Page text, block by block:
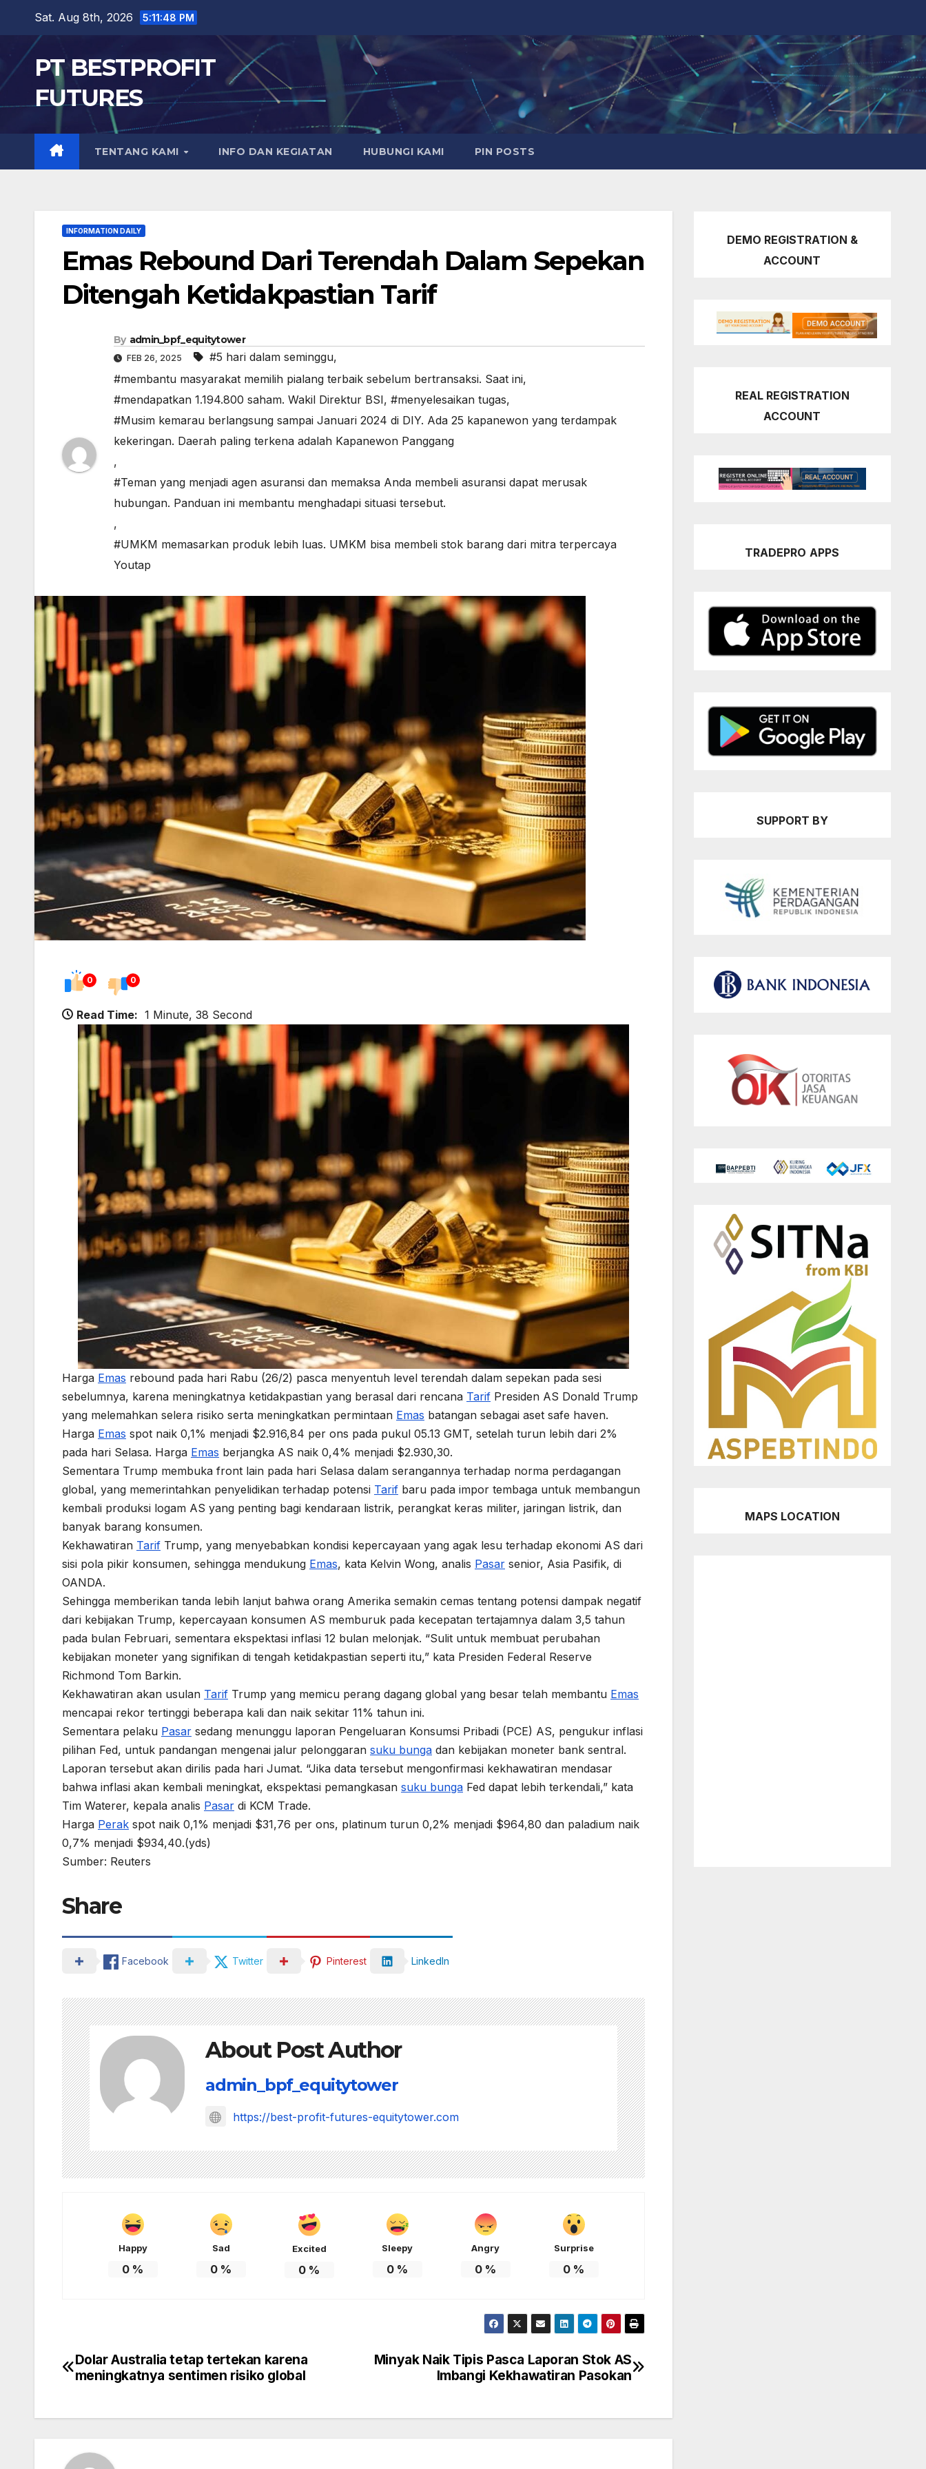
content
Sat. Aug 8th, 2026 5:11:50 PM
PT BESTPROFIT
FUTURES
TENTANG KAMI INFO DAN KEGIATAN HUBUNGI KAMI PIN POSTS
INFORMATION DAILY
Emas Rebound Dari Terendah Dalam Sepekan
Ditengah Ketidakpastian Tarif
By admin_bpf_equitytower
FEB 26, 2025 #5 hari dalam seminggu,
#membantu masyarakat memilih pialang terbaik sebelum bertransaksi. Saat ini,
#mendapatkan 1.194.800 saham. Wakil Direktur BSI, #menyelesaikan tugas,
#Musim kemarau berlangsung sampai Januari 2024 di DIY. Ada 25 kapanewon yang terdampak
kekeringan. Daerah paling terkena adalah Kapanewon Panggang
,
#Teman yang menjadi agen asuransi dan memaksa Anda membeli asuransi dapat merusak
hubungan. Panduan ini membantu menghadapi situasi tersebut.
,
#UMKM memasarkan produk lebih luas. UMKM bisa membeli stok barang dari mitra terpercaya
Youtap
0 0
Read Time: 1 Minute, 38 Second
Harga Emas rebound pada hari Rabu (26/2) pasca menyentuh level terendah dalam sepekan pada sesi
sebelumnya, karena meningkatnya ketidakpastian yang berasal dari rencana Tarif Presiden AS Donald Trump
yang melemahkan selera risiko serta meningkatkan permintaan Emas batangan sebagai aset safe haven.
Harga Emas spot naik 0,1% menjadi $2.916,84 per ons pada pukul 05.13 GMT, setelah turun lebih dari 2%
pada hari Selasa. Harga Emas berjangka AS naik 0,4% menjadi $2.930,30.
Sementara Trump membuka front lain pada hari Selasa dalam serangannya terhadap norma perdagangan
global, yang memerintahkan penyelidikan terhadap potensi Tarif baru pada impor tembaga untuk membangun
kembali produksi logam AS yang penting bagi kendaraan listrik, perangkat keras militer, jaringan listrik, dan
banyak barang konsumen.
Kekhawatiran Tarif Trump, yang menyebabkan kondisi kepercayaan yang agak lesu terhadap ekonomi AS dari
sisi pola pikir konsumen, sehingga mendukung Emas, kata Kelvin Wong, analis Pasar senior, Asia Pasifik, di
OANDA.
Sehingga memberikan tanda lebih lanjut bahwa orang Amerika semakin cemas tentang potensi dampak negatif
dari kebijakan Trump, kepercayaan konsumen AS memburuk pada kecepatan tertajamnya dalam 3,5 tahun
pada bulan Februari, sementara ekspektasi inflasi 12 bulan melonjak. “Sulit untuk membuat perubahan
kebijakan moneter yang signifikan di tengah ketidakpastian seperti itu,” kata Presiden Federal Reserve
Richmond Tom Barkin.
Kekhawatiran akan usulan Tarif Trump yang memicu perang dagang global yang besar telah membantu Emas
mencapai rekor tertinggi beberapa kali dan naik sekitar 11% tahun ini.
Sementara pelaku Pasar sedang menunggu laporan Pengeluaran Konsumsi Pribadi (PCE) AS, pengukur inflasi
pilihan Fed, untuk pandangan mengenai jalur pelonggaran suku bunga dan kebijakan moneter bank sentral.
Laporan tersebut akan dirilis pada hari Jumat. “Jika data tersebut mengonfirmasi kekhawatiran mendasar
bahwa inflasi akan kembali meningkat, ekspektasi pemangkasan suku bunga Fed dapat lebih terkendali,” kata
Tim Waterer, kepala analis Pasar di KCM Trade.
Harga Perak spot naik 0,1% menjadi $31,76 per ons, platinum turun 0,2% menjadi $964,80 dan paladium naik
0,7% menjadi $934,40.(yds)
Sumber: Reuters
Share
Facebook Twitter Pinterest LinkedIn
About Post Author
admin_bpf_equitytower
https://best-profit-futures-equitytower.com
Happy
0 %
Sad
0 %
Excited
0 %
Sleepy
0 %
Angry
0 %
Surprise
0 %
Post
Minyak Naik Tipis Pasca Laporan Stok AS
Imbangi Kekhawatiran Pasokan
Dolar Australia tetap tertekan karena
meningkatnya sentimen risiko global
DEMO REGISTRATION &
ACCOUNT
REAL REGISTRATION
ACCOUNT
TRADEPRO APPS
SUPPORT BY
MAPS LOCATION